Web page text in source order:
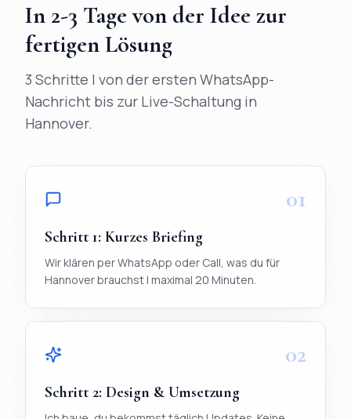
In 2-3 Tagevon der Idee zur
fertigen Lösung
3 Schritte | von der ersten WhatsApp-
Nachricht bis zur Live-Schaltung in
Hannover.
01
Schritt 1: Kurzes Briefing
Wir klären per WhatsApp oder Call, was du für
Hannover brauchst | maximal 20 Minuten.
02
Schritt 2: Design & Umsetzung